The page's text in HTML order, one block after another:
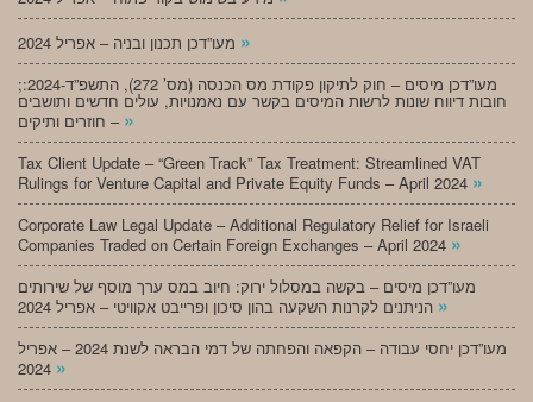
»
;מעו”דכן מיסים – חוק לתיקון פקודת מס הכנסה (מס’ 272), התשפ”ד-2024:
חובות דיווח שונות לרשות המיסים בקשר עם נאמנויות, עולים חדשים ותושבים
חוזרים ותיקים – »
Tax Client Update – “Green Track” Tax Treatment: Streamlined VAT
Rulings for Venture Capital and Private Equity Funds – April 2024 »
Corporate Law Legal Update – Additional Regulatory Relief for Israeli
Companies Traded on Certain Foreign Exchanges – April 2024 »
מעו”דכן מיסים – בקשה במסלול ירוק: חיוב במס ערך מוסף של שירותים
»
מעו”דכן יחסי עבודה – הקפאה והפחתה של דמי הבראה לשנת 2024 – אפריל
»